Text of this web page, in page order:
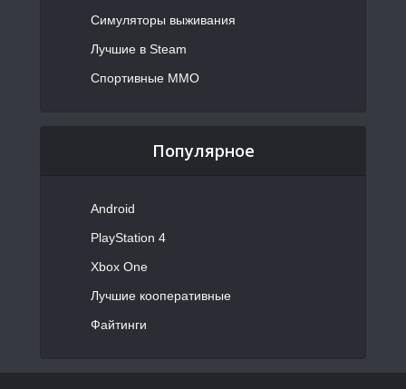
Симуляторы выживания
Лучшие в Steam
Спортивные MMO
Популярное
Android
PlayStation 4
Xbox One
Лучшие кооперативные
Файтинги